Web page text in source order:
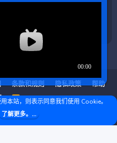
条款和规则 隐私政策
帮助
R
S
S
版权所有 |Microsoft Marketplace
本站，则表示同意我们使用 Cookie。
了解更多。...